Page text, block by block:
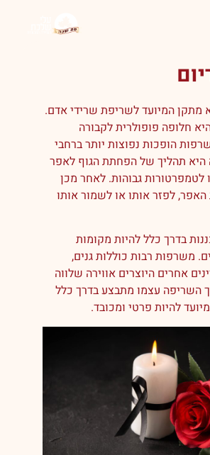
מתקן המיועד לשריפת שרידי אדם.
חלופה פופולרית לקבורה
הופכות נפוצות יותר ברחבי
היא תהליך של הפחתת הגוף לאפר
לטמפרטורות גבוהות. לאחר מכן
האפר, לפזר אותו או לשמור אותו
בדרך כלל להיות מקומות
משרפות רבות כוללות גנים,
אחרים היוצרים אווירה שלווה
השריפה עצמו מתבצע בדרך כלל
להיות פרטי ומכובד.